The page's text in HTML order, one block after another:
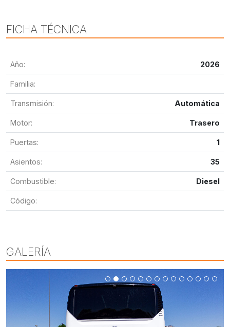
FICHA TÉCNICA
Año: 2026
Familia:
Transmisión: Automática
Motor: Trasero
Puertas: 1
Asientos: 35
Combustible: Diesel
Código:
GALERÍA